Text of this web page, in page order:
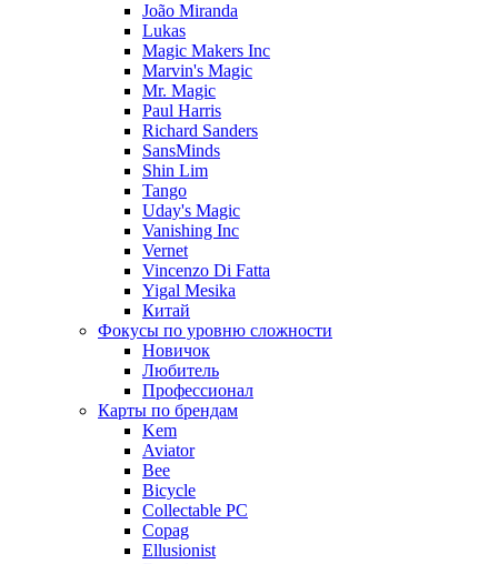
João Miranda
Lukas
Magic Makers Inc
Marvin's Magic
Mr. Magic
Paul Harris
Richard Sanders
SansMinds
Shin Lim
Tango
Uday's Magic
Vanishing Inc
Vernet
Vincenzo Di Fatta
Yigal Mesika
Китай
Фокусы по уровню сложности
Новичок
Любитель
Профессионал
Карты по брендам
Kem
Aviator
Bee
Bicycle
Collectable PC
Copag
Ellusionist